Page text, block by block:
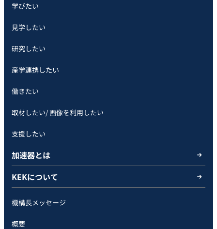
学びたい
見学したい
研究したい
産学連携したい
働きたい
取材したい/ 画像を利用したい
支援したい
加速器とは
KEKについて
機構長メッセージ
概要